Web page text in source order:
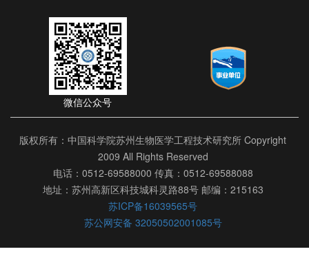
微信公众号
版权所有：中国科学院苏州生物医学工程技术研究所 Copyright
2009 All Rights Reserved
电话：0512-69588000 传真：0512-69588088
地址：苏州高新区科技城科灵路88号 邮编：215163
苏ICP备16039565号
苏公网安备 32050502001085号